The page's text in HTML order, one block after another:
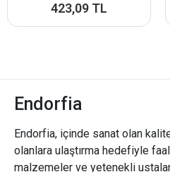
423,09 TL
Endorfia
Endorfia, içinde sanat olan
olanlara ulaştırma hedefiyle
malzemeler ve yetenekli